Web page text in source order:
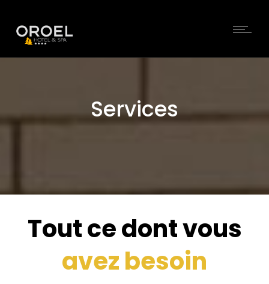
Services
Tout ce dont vous
avez besoin